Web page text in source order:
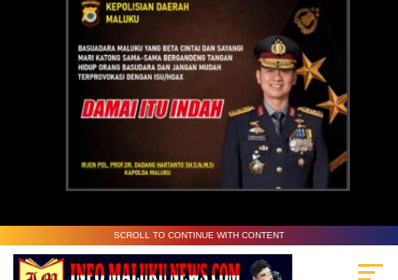
SCROLL TO CONTINUE WITH CONTENT